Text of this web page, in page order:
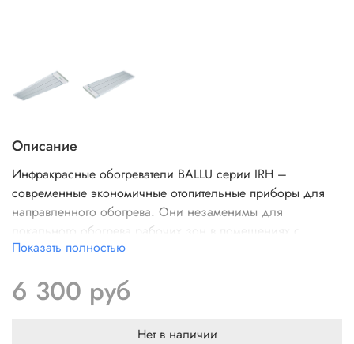
Описание
Инфракрасные обогреватели BALLU серии IRH –
современные экономичные отопительные приборы для
направленного обогрева. Они незаменимы для
локального обогрева рабочих зон в помещениях с
высокими потолками или плохой теплоизоляцией, где
малоэффективно. Возможность локальной установки над
местом, где находятся люди, обеспечивает экономичность
расхода электроэнергии.
Показать полностью
6 300 руб
Нет в наличии